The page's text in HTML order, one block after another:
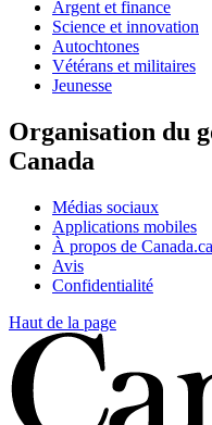
Argent et finance
Science et innovation
Autochtones
Vétérans et militaires
Jeunesse
Organisation du
Canada
Médias sociaux
Applications mobiles
À propos de Canada.ca
Avis
Confidentialité
Haut de la page